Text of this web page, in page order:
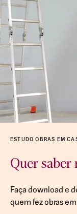
ESTUDO OBRAS EM
Quer saber
Faça download e
quem fez obras em